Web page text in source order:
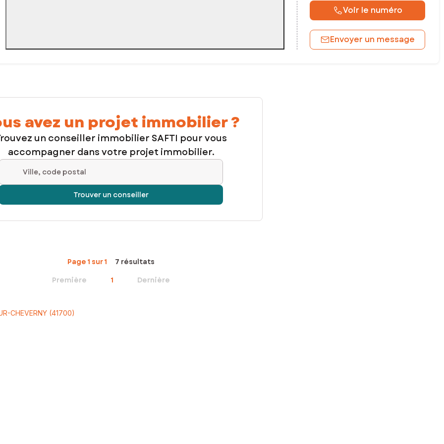
Voir le numéro
Envoyer un message
avez un projet immobilier ?
un conseiller immobilier SAFTI pour vous
accompagner dans votre projet immobilier.
Ville, code postal
Trouver un conseiller
Page 1 sur 1
7 résultats
Première
1 Dernière
CHEVERNY (41700)